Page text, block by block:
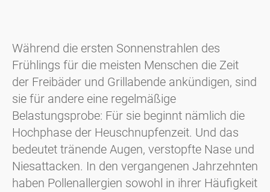
Während die ersten Sonnenstrahlen des
Frühlings für die meisten Menschen die Zeit
der Freibäder und Grillabende ankündigen, sind
sie für andere eine regelmäßige
Belastungsprobe: Für sie beginnt nämlich die
Hochphase der Heuschnupfenzeit. Und das
bedeutet tränende Augen, verstopfte Nase und
Niesattacken. In den vergangenen Jahrzehnten
haben Pollenallergien sowohl in ihrer Häufigkeit